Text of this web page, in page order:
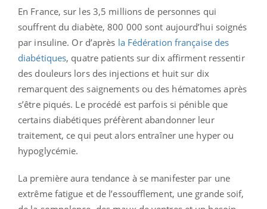
En France, sur les 3,5 millions de personnes qui
souffrent du diabète, 800 000 sont aujourd’hui soignés
par insuline. Or d’après la Fédération française des
diabétiques, quatre patients sur dix affirment ressentir
des douleurs lors des injections et huit sur dix
remarquent des saignements ou des hématomes après
s’être piqués. Le procédé est parfois si pénible que
certains diabétiques préfèrent abandonner leur
traitement, ce qui peut alors entraîner une hyper ou
hypoglycémie.
La première aura tendance à se manifester par une
extrême fatigue et de l’essoufflement, une grande soif,